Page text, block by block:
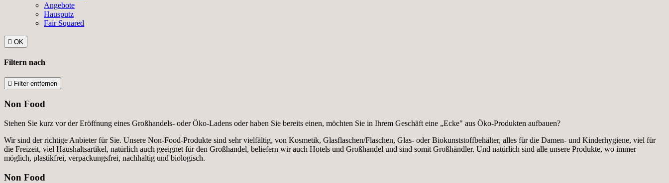
Angebote
Hausputz
Fair Squared
 OK
Filtern nach
 Filter entfernen
Non Food
Stehen Sie kurz vor der Eröffnung eines Großhandels- oder Öko-Ladens oder haben Sie bereits einen, möchten Sie in Ihrem Geschäft eine „Ecke" aus Öko-Produkten aufbauen?
Wir sind der richtige Anbieter für Sie. Unsere Non-Food-Produkte sind sehr vielfältig, von Kosmetik, Glasflaschen/Flaschen, Glas- oder Biokunststoffbehälter, alles für die Damen- und Kinderhygiene, viel für
die Freizeit, viel Haushaltsartikel, natürlich auch geeignet für den Großhandel, beliefern wir auch Hotels und Großhandel und sind somit Großhändler. Und natürlich sind alle unsere Produkte, wo immer
möglich, plastikfrei, verpackungsfrei, nachhaltig und biologisch.
Non Food